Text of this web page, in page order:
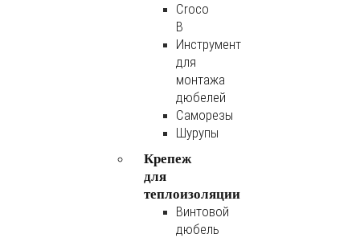
Croco
B
Инструмент
для
монтажа
дюбелей
Саморезы
Шурупы
Крепеж
для
теплоизоляции
Винтовой
дюбель